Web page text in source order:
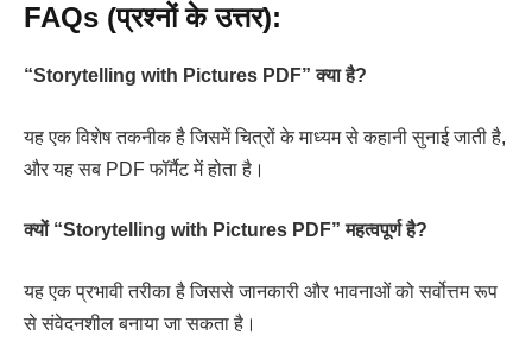
FAQs (प्रश्नों के उत्तर):
“Storytelling with Pictures PDF” क्या है?
यह एक विशेष तकनीक है जिसमें चित्रों के माध्यम से कहानी सुनाई जाती है,
और यह सब PDF फॉर्मैट में होता है।
क्यों “Storytelling with Pictures PDF” महत्वपूर्ण है?
यह एक प्रभावी तरीका है जिससे जानकारी और भावनाओं को सर्वोत्तम रूप
से संवेदनशील बनाया जा सकता है।